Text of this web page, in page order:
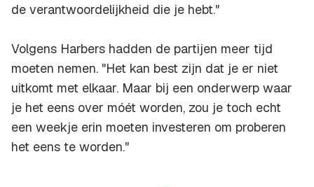
de verantwoordelijkheid die je hebt."
Volgens Harbers hadden de partijen meer tijd
moeten nemen. "Het kan best zijn dat je er niet
uitkomt met elkaar. Maar bij een onderwerp waar
je het eens over móét worden, zou je toch echt
een weekje erin moeten investeren om proberen
het eens te worden."